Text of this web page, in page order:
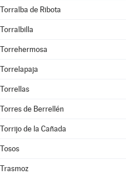
Torralba de Ribota
Torralbilla
Torrehermosa
Torrelapaja
Torrellas
Torres de Berrellén
Torrijo de la Cañada
Tosos
Trasmoz